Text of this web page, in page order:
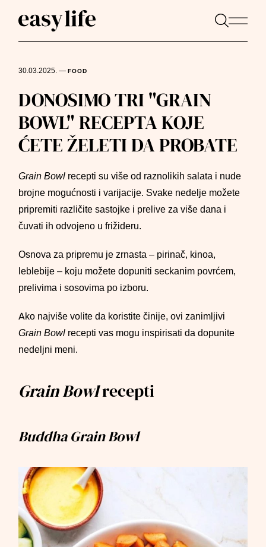
30.03.2025.—FOOD
DONOSIMO TRI "GRAIN
BOWL" RECEPTA KOJE
ĆETE ŽELETI DA PROBATE
Grain Bowl recepti su više od raznolikih salata i nude
brojne mogućnosti i varijacije. Svake nedelje možete
pripremiti različite sastojke i prelive za više dana i
čuvati ih odvojeno u frižideru.
Osnova za pripremu je zrnasta – pirinač, kinoa,
leblebije – koju možete dopuniti seckanim povrćem,
prelivima i sosovima po izboru.
Ako najviše volite da koristite činije, ovi zanimljivi
Grain Bowl recepti vas mogu inspirisati da dopunite
nedeljni meni.
Grain Bowlrecepti
Buddha Grain Bowl